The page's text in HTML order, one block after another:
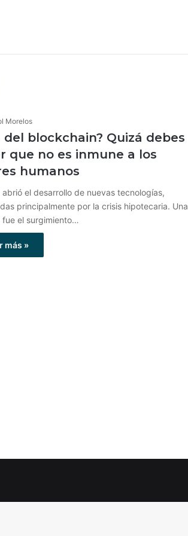
Morelos
del blockchain? Quizá debes
que no es inmune a los
humanos
abrió el desarrollo de nuevas tecnologías,
principalmente por la crisis hipotecaria. Una
fue el surgimiento…
más »